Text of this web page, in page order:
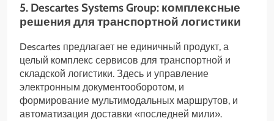
5. Descartes Systems Group: комплексные
решения для транспортной логистики
Descartes предлагает не единичный продукт, а
целый комплекс сервисов для транспортной и
складской логистики. Здесь и управление
электронным документооборотом, и
формирование мультимодальных маршрутов, и
автоматизация доставки «последней мили».